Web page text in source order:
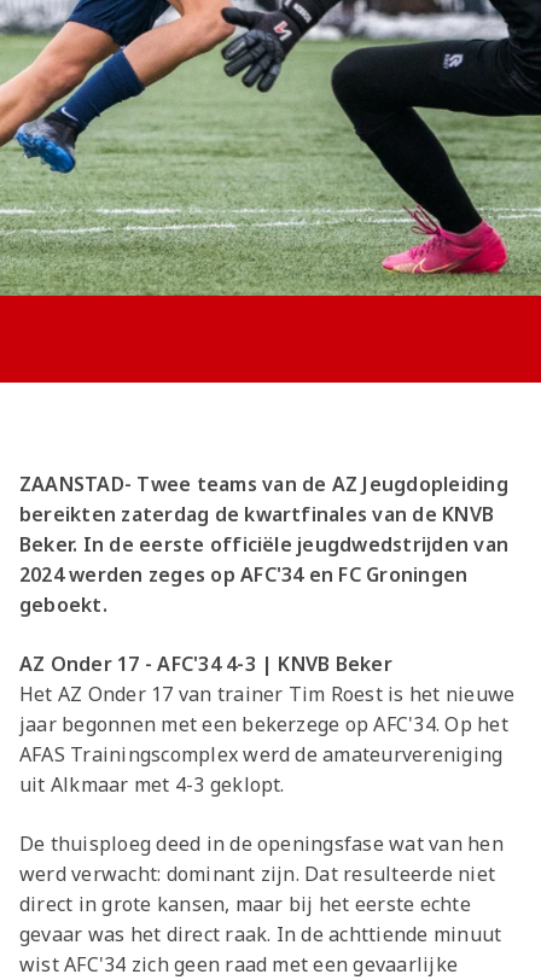
Jong AZ
Seizoenkaart
ZAANSTAD- Twee teams van de AZ Jeugdopleiding
bereikten zaterdag de kwartfinales van de KNVB
Beker. In de eerste officiële jeugdwedstrijden van
2024 werden zeges op AFC'34 en FC Groningen
geboekt.
AZ Onder 17 - AFC'34 4-3 | KNVB Beker
Het AZ Onder 17 van trainer Tim Roest is het nieuwe
jaar begonnen met een bekerzege op AFC'34. Op het
AFAS Trainingscomplex werd de amateurvereniging
uit Alkmaar met 4-3 geklopt.
De thuisploeg deed in de openingsfase wat van hen
werd verwacht: dominant zijn. Dat resulteerde niet
direct in grote kansen, maar bij het eerste echte
gevaar was het direct raak. In de achttiende minuut
wist AFC'34 zich geen raad met een gevaarlijke